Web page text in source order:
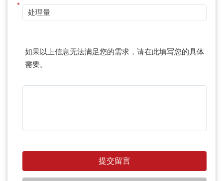
*
如果以上信息无法满足您的需求，请在此填写您的具体
需要。